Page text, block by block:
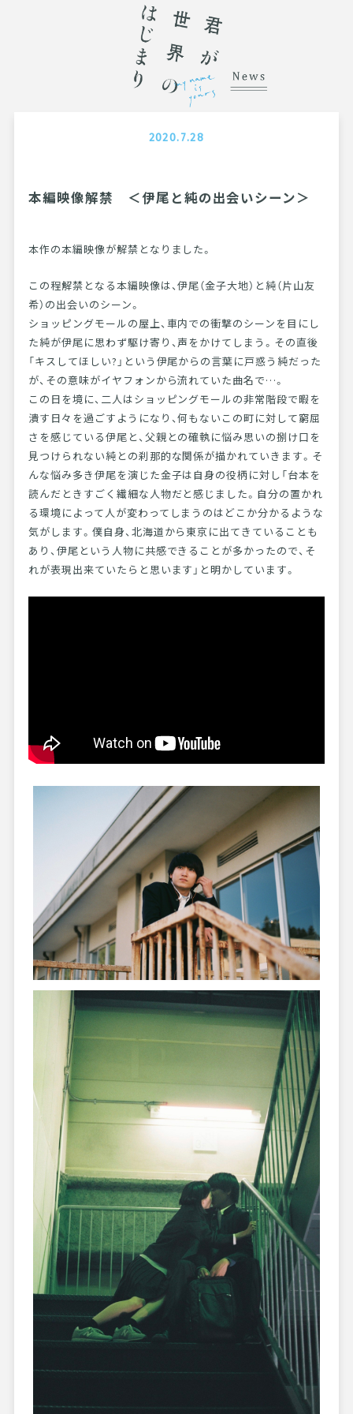
2020.7.28
本編映像解禁 ＜伊尾と純の出会いシーン＞
本作の本編映像が解禁となりました。
この程解禁となる本編映像は、伊尾（金子大地）と純（片山友
希）の出会いのシーン。
ショッピングモールの屋上、車内での衝撃のシーンを目にし
た純が伊尾に思わず駆け寄り、声をかけてしまう。その直後
「キスしてほしい?」という伊尾からの言葉に戸惑う純だった
が、その意味がイヤフォンから流れていた曲名で…。
この日を境に、二人はショッピングモールの非常階段で暇を
潰す日々を過ごすようになり、何もないこの町に対して窮屈
さを感じている伊尾と、父親との確執に悩み思いの捌け口を
見つけられない純との刹那的な関係が描かれていきます。そ
んな悩み多き伊尾を演じた金子は自身の役柄に対し「台本を
読んだときすごく繊細な人物だと感じました。自分の置かれ
る環境によって人が変わってしまうのはどこか分かるような
気がします。僕自身、北海道から東京に出てきていることも
あり、伊尾という人物に共感できることが多かったので、そ
れが表現出来ていたらと思います」と明かしています。